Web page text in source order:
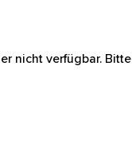
nicht verfügbar.